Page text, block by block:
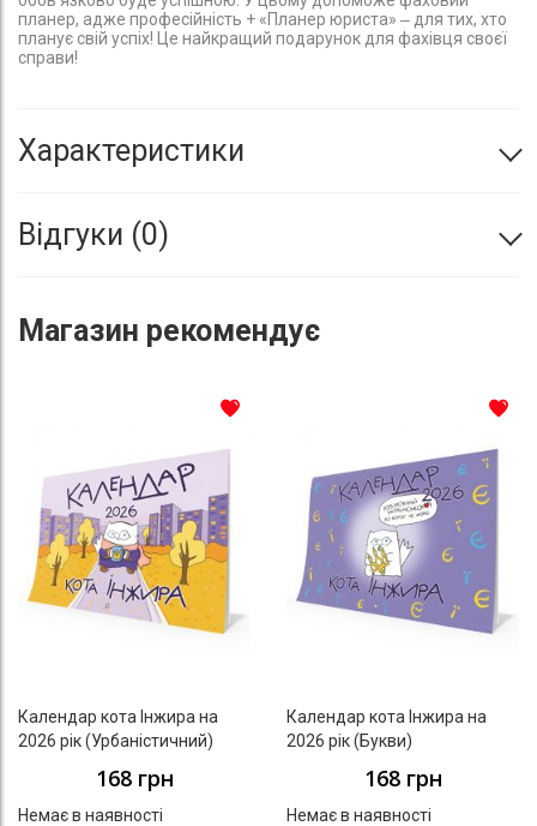
планер, адже професійність + «Планер юриста» ‒ для тих, хто
планує свій успіх! Це найкращий подарунок для фахівця своєї
справи!
Характеристики
Відгуки 0
Магазин рекомендує
Календар кота Інжира на
2026 рік (Урбаністичний)
168 грн
Немає в наявності
Календар кота Інжира на
2026 рік (Букви)
168 грн
Немає в наявності